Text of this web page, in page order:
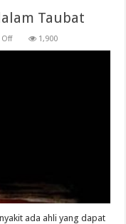
Taubat
on
1,900
ada ahli yang dapat